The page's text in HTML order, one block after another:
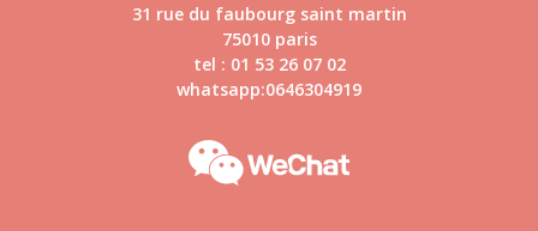
31 rue du faubourg saint martin
75010 paris
tel : 01 53 26 07 02
whatsapp:0646304919